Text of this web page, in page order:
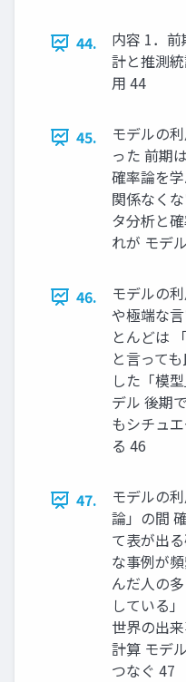
44.
内容 1．
計と推測
用 44
45.
モデルの
った 前期
確率論を
関係なく
タ分析と
れが モデ
46.
モデルの
や極端な
とんどは
と言って
した「模
デル 後期
もシチュ
る 46
47.
モデルの
論」の間
て表が出
な事例が
んだ人の
している
世界の出
計算 モデ
つなぐ 47